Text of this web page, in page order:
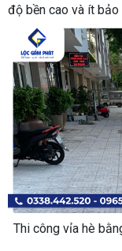
độ bền cao và ít bảo
Thi công vỉa hè